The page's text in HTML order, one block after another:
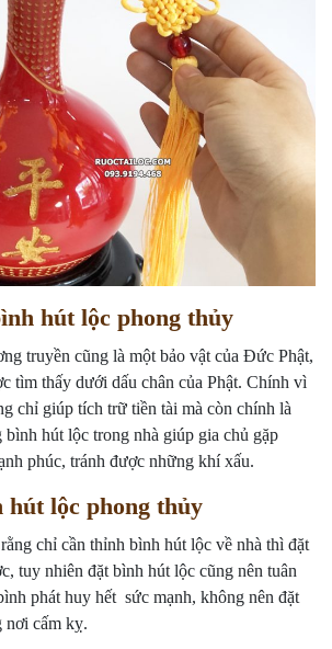
hút lộc phong thủy
truyền cũng là một bảo vật của Đức Phật,
tìm thấy dưới dấu chân của Phật. Chính vì
chỉ giúp tích trữ tiền tài mà còn chính là
hút lộc trong nhà giúp gia chủ gặp
phúc, tránh được những khí xấu.
hút lộc phong thủy
chỉ cần thỉnh bình hút lộc về nhà thì đặt
tuy nhiên đặt bình hút lộc cũng nên tuân
phát huy hết sức mạnh, không nên đặt
nơi cấm kỵ.